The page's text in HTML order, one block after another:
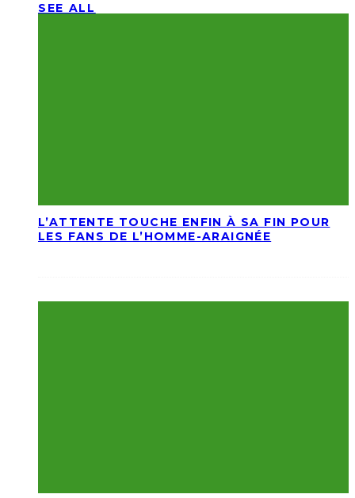
SEE ALL
L’ATTENTE TOUCHE ENFIN À SA FIN POUR
LES FANS DE L’HOMME-ARAIGNÉE